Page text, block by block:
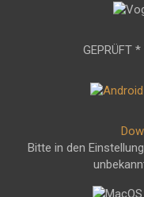
GEPRÜFT *
Bitte in den